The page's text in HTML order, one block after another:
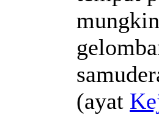
(ayat